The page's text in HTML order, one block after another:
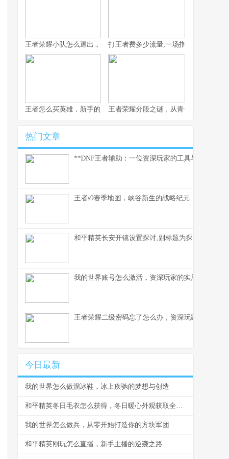
王者荣耀小队怎么退出，一份资深玩家的告别指南
打王者费多少流量,一场指尖战争的数字
王者怎么买英雄，新手的入门必修课，副标题，金币点券与策略的
王者荣耀分段之谜，从青铜到王者的心
热门文章
**DNF王者辅助：一位资深玩家的工具与思考**
王者s9赛季地图，峡谷新生的战略纪元
和平精英长安开镜设置探讨,副标题为探寻精准射击
我的世界账号怎么激活，资深玩家的实用指南
王者荣耀二级密码忘了怎么办，资深玩家的找回指
今日最新
我的世界怎么做溜冰鞋，冰上疾驰的梦想与创造
和平精英冬日毛衣怎么获得，冬日暖心外观获取全攻略
我的世界怎么做兵，从零开始打造你的方块军团
和平精英刚玩怎么直播，新手主播的逆袭之路